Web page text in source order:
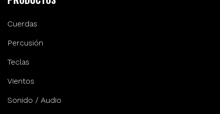
Cuerdas
Percusión
Teclas
Vientos
Sonido / Audio